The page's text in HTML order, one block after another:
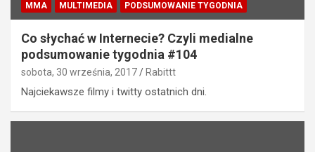
MMA MULTIMEDIA PODSUMOWANIE TYGODNIA
Co słychać w Internecie? Czyli medialne
podsumowanie tygodnia #104
sobota, 30 września, 2017 Rabittt
Najciekawsze filmy i twitty ostatnich dni.